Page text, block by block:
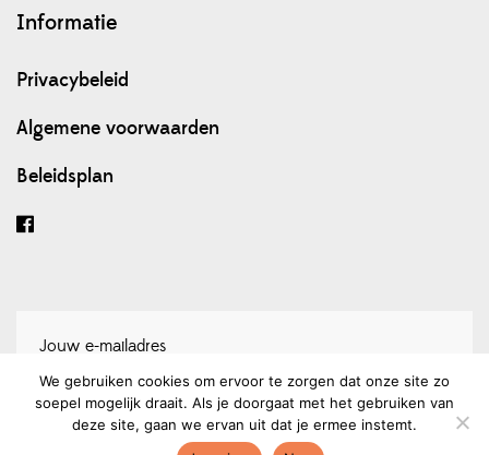
Informatie
Privacybeleid
Algemene voorwaarden
Beleidsplan
Schrijf je in voor onze nieuwsbrief
We gebruiken cookies om ervoor te zorgen dat onze site zo
soepel mogelijk draait. Als je doorgaat met het gebruiken van
deze site, gaan we ervan uit dat je ermee instemt.